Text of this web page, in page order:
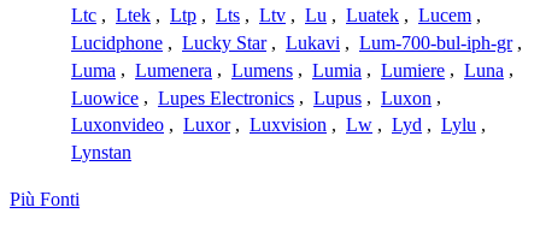
Ltc , Ltek , Ltp , Lts , Ltv , Lu , Luatek , Lucem ,
Lucidphone , Lucky Star , Lukavi , Lum-700-bul-iph-gr ,
Luma , Lumenera , Lumens , Lumia , Lumiere , Luna ,
Luowice , Lupes Electronics , Lupus , Luxon ,
Luxonvideo , Luxor , Luxvision , Lw , Lyd , Lylu ,
Lynstan
Più Fonti